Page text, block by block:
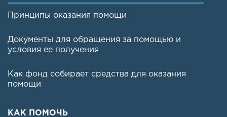
Принципы оказания помощи
Документы для обращения за помощью и
условия ее получения
Как фонд собирает средства для оказания
помощи
КАК ПОМОЧЬ